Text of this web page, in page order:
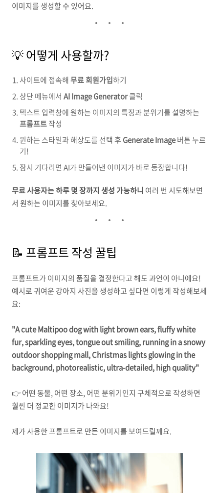
이미지를 생성할 수 있어요.
💡 어떻게 사용할까?
사이트에 접속해무료 회원가입하기
상단 메뉴에서 AI Image Generator클릭
텍스트 입력창에 원하는 이미지의 특징과 분위기를 설명하는
프롬프트작성
원하는 스타일과 해상도를 선택 후 Generate Image버튼 누르
기!
잠시 기다리면 AI가 만들어낸 이미지가 바로 등장합니다!
무료 사용자는 하루 몇 장까지 생성 가능하니 여러 번 시도해보면
서 원하는 이미지를 찾아보세요.
📝 프롬프트 작성 꿀팁
프롬프트가 이미지의 품질을 결정한다고 해도 과언이 아니에요!
예시로 귀여운 강아지 사진을 생성하고 싶다면 이렇게 작성해보세
요:
"A cute Maltipoo dog with light brown ears, fluffy white
fur, sparkling eyes, tongue out smiling, running in a snowy
outdoor shopping mall, Christmas lights glowing in the
background, photorealistic, ultra-detailed, high quality"
👉 어떤 동물, 어떤 장소, 어떤 분위기인지 구체적으로 작성하면
훨씬 더 정교한 이미지가 나와요!
제가 사용한 프롬프트로 만든 이미지를 보여드릴께요.